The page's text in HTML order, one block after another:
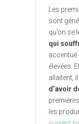
Les
sont
qu’on se
qui
élevées.
allaitent,
d’avoir
les